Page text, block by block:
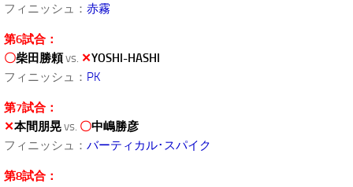
フィニッシュ： 赤霧
第6試合：
〇柴田勝頼vs. ✕YOSHI-HASHI
フィニッシュ： PK
第7試合：
✕本間朋晃vs. 〇中嶋勝彦
フィニッシュ： バーティカル･スパイク
第8試合：